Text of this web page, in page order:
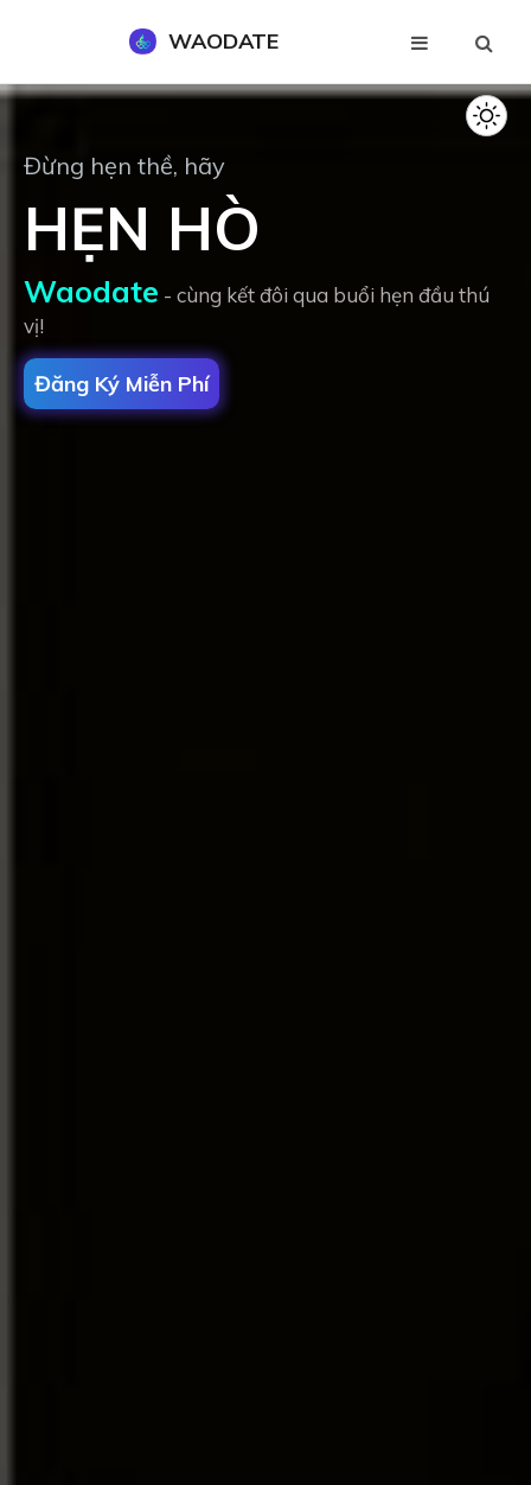
WAODATE
Đăng Ký Miễn Phí